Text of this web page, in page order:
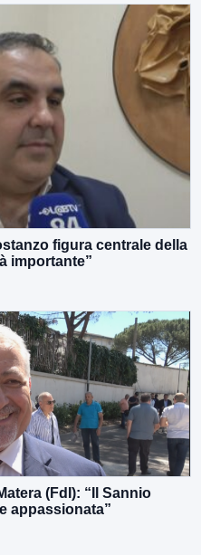
figura centrale della
importante”
(FdI): “Il Sannio
appassionata”